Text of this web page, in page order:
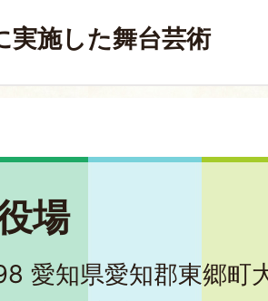
実施した舞台芸術
場
愛知県愛知郡東郷町